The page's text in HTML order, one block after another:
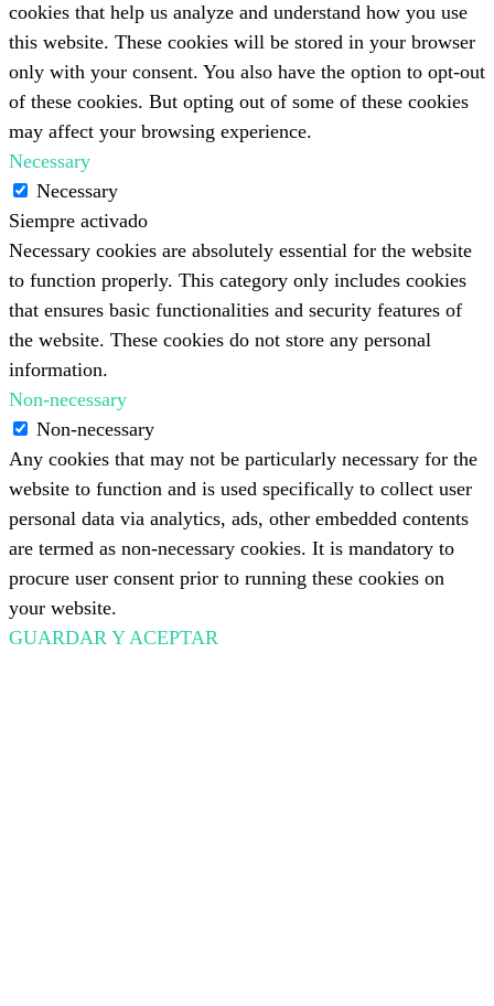
cookies that help us analyze and understand how you use
this website. These cookies will be stored in your browser
only with your consent. You also have the option to opt-out
of these cookies. But opting out of some of these cookies
may affect your browsing experience.
Necessary
Necessary
Siempre activado
Necessary cookies are absolutely essential for the website
to function properly. This category only includes cookies
that ensures basic functionalities and security features of
the website. These cookies do not store any personal
information.
Non-necessary
Non-necessary
Any cookies that may not be particularly necessary for the
website to function and is used specifically to collect user
personal data via analytics, ads, other embedded contents
are termed as non-necessary cookies. It is mandatory to
procure user consent prior to running these cookies on
your website.
GUARDAR Y ACEPTAR